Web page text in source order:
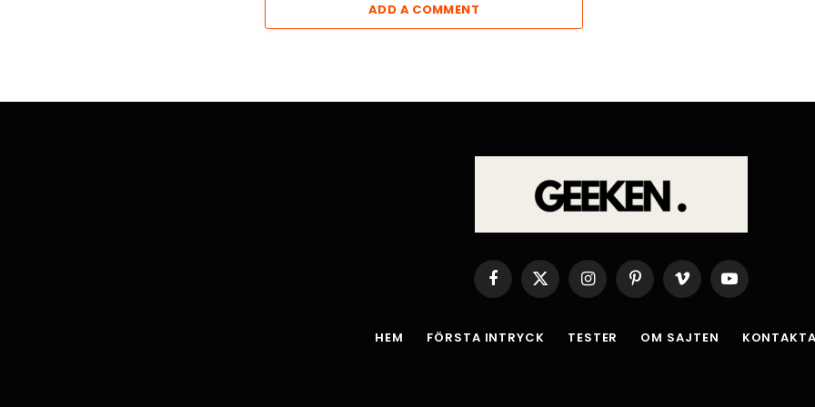
ADD A COMMENT
Facebook
X
(Twitter)
InstagramPinterestVimeo YouTube
HEM FÖRSTA INTRYCK TESTER OM SAJTEN